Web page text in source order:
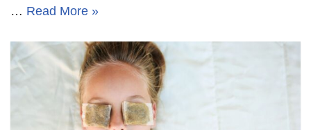
… Read More »